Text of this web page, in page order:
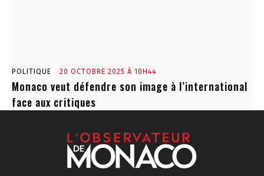
POLITIQUE 20 OCTOBRE 2025 À 10H44
Monaco veut défendre son image à l’international
face aux critiques